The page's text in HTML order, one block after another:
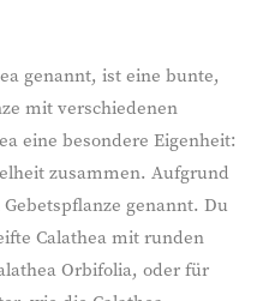
genannt, ist eine bunte,
mit verschiedenen
eine besondere Eigenheit:
zusammen. Aufgrund
genannt. Du
Calathea mit runden
Orbifolia, oder für